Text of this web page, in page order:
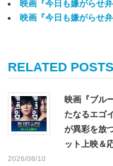
映画『今日も嫌がらせ
映画『今日も嫌がらせ
RELATED POSTS
映画『ブル
たなるエゴ
が異彩を放
ット上映＆
2026/08/10